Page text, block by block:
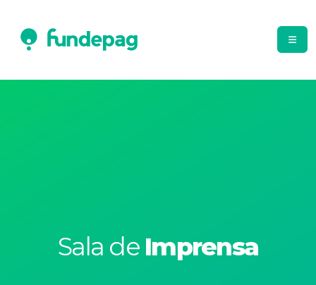
Sala de Imprensa